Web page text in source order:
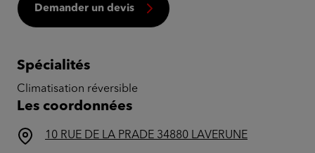
Demander un devis
Spécialités
Climatisation réversible
Les coordonnées
10 RUE DE LA PRADE 34880 LAVERUNE